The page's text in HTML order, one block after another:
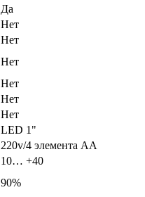
Да
Нет
Нет
Нет
Нет
Нет
Нет
LED 1"
220v/4 элемента AA
10… +40
90%